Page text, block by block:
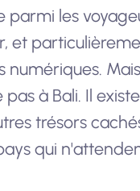
parmi les
et
numériques.
pas à Bali. Il
trésors
qui